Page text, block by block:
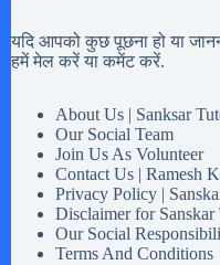
यदि आपको कुछ पूछना हो या
हमें मेल करें या कमेंट करें.
About Us | Sanksar
Our Social Team
Join Us As Volunteer
Contact Us | Ramesh
Privacy Policy |
Disclaimer for Sanskar
Our Social
Terms And Conditions